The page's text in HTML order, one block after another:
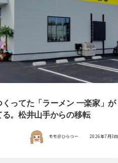
ってた「ラーメン 一楽家」が
る。松井山手からの移転
モモ＠ひらつー 2026年7月3日